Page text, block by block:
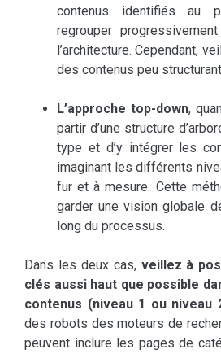
contenus identifiés au
regrouper
l’architecture. Cependant,
des contenus peu
L’approche top-down,
partir d’une structure
type et d’y intégrer les
imaginant les différents
fur et à mesure. Cette
garder une vision globale
long du processus.
Dans les deux cas, veillez à
clés aussi haut que possible
contenus (niveau 1 ou niveau
des robots des moteurs de
peuvent inclure les pages de